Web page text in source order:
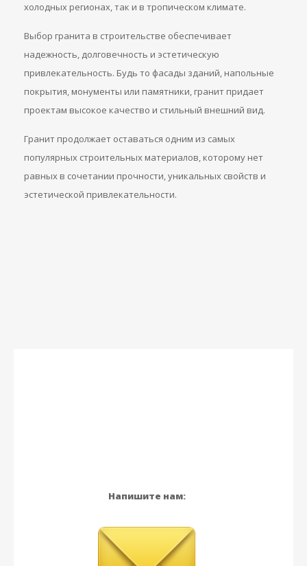
холодных регионах, так и в тропическом климате.
Выбор гранита в строительстве обеспечивает
надежность, долговечность и эстетическую
привлекательность. Будь то фасады зданий, напольные
покрытия, монументы или памятники, гранит придает
проектам высокое качество и стильный внешний вид.
Гранит продолжает оставаться одним из самых
популярных строительных материалов, которому нет
равных в сочетании прочности, уникальных свойств и
эстетической привлекательности.
Напишите нам: